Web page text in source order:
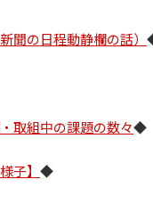
聞の日程動静欄の話）
取組中の課題の数々◆
子】 ◆